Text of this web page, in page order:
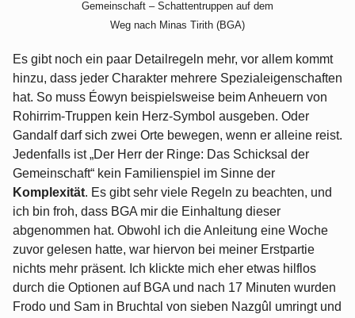
Gemeinschaft – Schattentruppen auf dem
Weg nach Minas Tirith (BGA)
Es gibt noch ein paar Detailregeln mehr, vor allem kommt
hinzu, dass jeder Charakter mehrere Spezialeigenschaften
hat. So muss Éowyn beispielsweise beim Anheuern von
Rohirrim-Truppen kein Herz-Symbol ausgeben. Oder
Gandalf darf sich zwei Orte bewegen, wenn er alleine reist.
Jedenfalls ist „Der Herr der Ringe: Das Schicksal der
Gemeinschaft“ kein Familienspiel im Sinne der
Komplexität. Es gibt sehr viele Regeln zu beachten, und
ich bin froh, dass BGA mir die Einhaltung dieser
abgenommen hat. Obwohl ich die Anleitung eine Woche
zuvor gelesen hatte, war hiervon bei meiner Erstpartie
nichts mehr präsent. Ich klickte mich eher etwas hilflos
durch die Optionen auf BGA und nach 17 Minuten wurden
Frodo und Sam in Bruchtal von sieben Nazgûl umringt und